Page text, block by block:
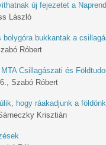
új fejezetet a
László
bolygóra bukkantak a
Róbert
Csillagászati és
Szabó Róbert
hogy ráakadjunk a
Krisztián